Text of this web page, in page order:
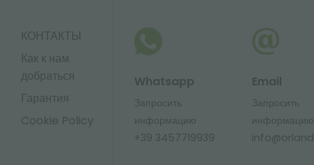
КОНТАКТЫ
Как к нам
добраться
Гарантия
Cookie Policy
Whatsapp
Запросить
информацию
+39 3457719939
Email
Запросить
информацию